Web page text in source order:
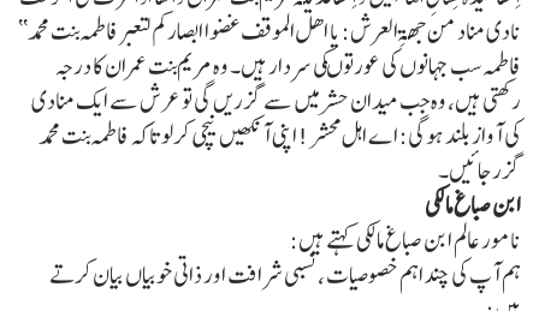
نادی مناد من جھۃِ العرش: یا اھل الموقف غضوا ابصارکم لتعبر فاطمہ بنت محمد‘‘
فاطمہ سب جہانوں کی عورتوںکی سردار ہیں۔ وہ مریم بنت عمران کا درجہ
رکھتی ہیں، وہ جب میدان حشرمیں سے گزریں گی تو عرش سے ایک منادی
کی آواز بلند ہوگی: اے اہل محشر! اپنی آنکھیں نیچی کرلو تاکہ فاطمہ بنت محمد
گزرجائیں۔
ابن صباغ مالکی
نامور عالم ابن صباغ مالکی کہتے ہیں:
ہم آپ کی چند اہم خصوصیات ، نسبی شرافت اور ذاتی خوبیاں بیان کرتے